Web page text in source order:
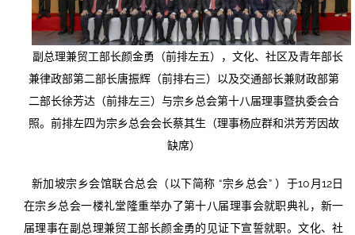
177期
副总理兼贸工部长颜金勇（前排左五），文化、社区及青年部长
兼律政部第二部长唐振辉（前排右三）以及交通部长兼财政部第
二部长徐芳达（前排左三）与宗乡总会第十八届理事暨执委会合
照。前排左四为宗乡总会会长蔡其生（理事杨应群和洪芳芳因故
缺席）
新加坡宗乡会馆联合总会（以下简称 “宗乡总会” ）于10月12日
在宗乡总会一楼礼堂隆重举办了第十八届理事会就职典礼，新一
届理事在副总理兼贸工部长颜金勇的见证下宣誓就职。文化、社